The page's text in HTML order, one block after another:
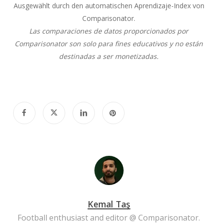
Ausgewählt durch den automatischen Aprendizaje-Index von
Comparisonator.
Las comparaciones de datos proporcionados por
Comparisonator son solo para fines educativos y no están
destinadas a ser monetizadas.
Kemal Taş
Football enthusiast and editor @ Comparisonator.